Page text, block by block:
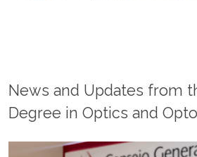
News and Updates from
Degree in Optics and